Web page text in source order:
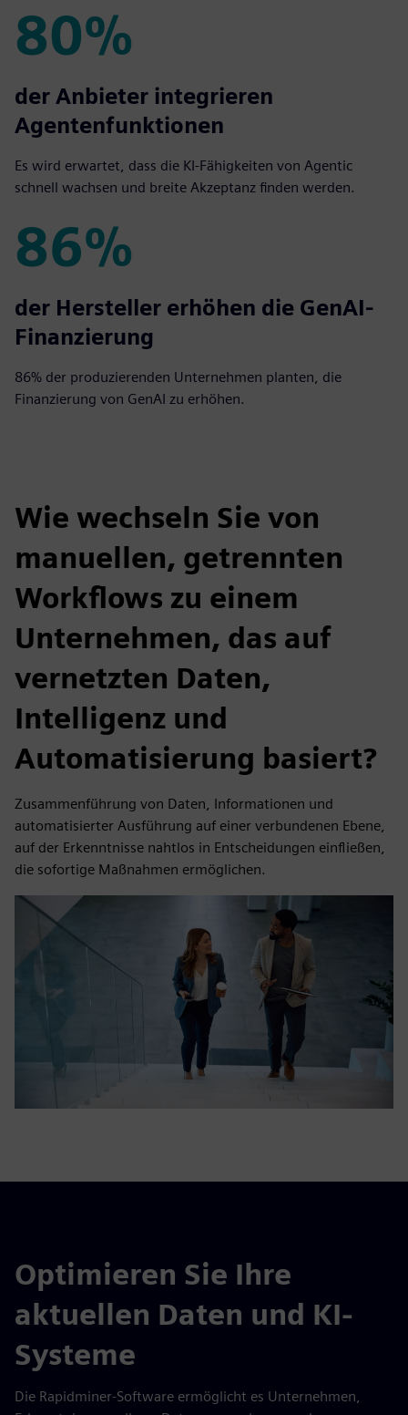
80%
80%
der Anbieter integrieren
Agentenfunktionen
Es wird erwartet, dass die KI-Fähigkeiten von Agentic
schnell wachsen und breite Akzeptanz finden werden.
86%
86%
der Hersteller erhöhen die GenAI-
Finanzierung
86% der produzierenden Unternehmen planten, die
Finanzierung von GenAI zu erhöhen.
Wie wechseln Sie von
manuellen, getrennten
Workflows zu einem
Unternehmen, das auf
vernetzten Daten,
Intelligenz und
Automatisierung basiert?
Zusammenführung von Daten, Informationen und
automatisierter Ausführung auf einer verbundenen Ebene,
auf der Erkenntnisse nahtlos in Entscheidungen einfließen,
die sofortige Maßnahmen ermöglichen.
Optimieren Sie Ihre
aktuellen Daten und KI-
Systeme
Die Rapidminer-Software ermöglicht es Unternehmen,